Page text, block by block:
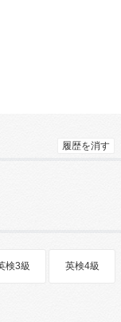
履歴を消す
検3級 英検4級